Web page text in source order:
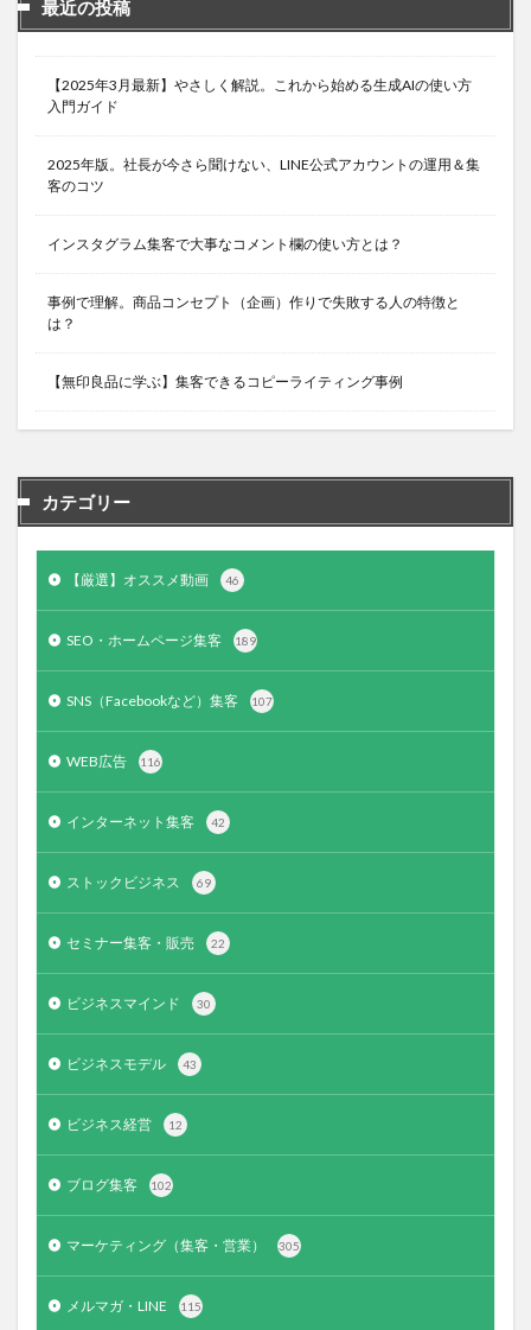
最近の投稿
【2025年3月最新】やさしく解説。これから始める生成AIの使い方
入門ガイド
2025年版。社長が今さら聞けない、LINE公式アカウントの運用＆集
客のコツ
インスタグラム集客で大事なコメント欄の使い方とは？
事例で理解。商品コンセプト（企画）作りで失敗する人の特徴と
は？
【無印良品に学ぶ】集客できるコピーライティング事例
カテゴリー
【厳選】オススメ動画 46
SEO・ホームページ集客 189
SNS（Facebookなど）集客 107
WEB広告 116
インターネット集客 42
ストックビジネス 69
セミナー集客・販売 22
ビジネスマインド 30
ビジネスモデル 43
ビジネス経営 12
ブログ集客 102
マーケティング（集客・営業） 305
メルマガ・LINE 115